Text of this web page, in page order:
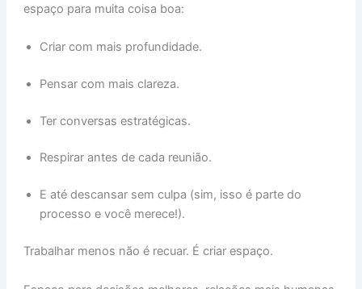
espaço para muita coisa boa:
Criar com mais profundidade.
Pensar com mais clareza.
Ter conversas estratégicas.
Respirar antes de cada reunião.
E até descansar sem culpa (sim, isso é parte do
processo e você merece!).
Trabalhar menos não é recuar. É criar espaço.